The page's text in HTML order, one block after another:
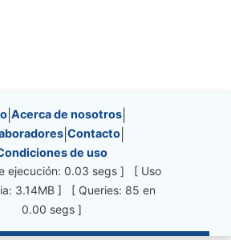
links, etc.
Acerca de nosotros
| Contacto|
de uso
ejecución: 0.03 segs ] [ Uso
3.14MB ] [ Queries: 85 en
0.00 segs ]